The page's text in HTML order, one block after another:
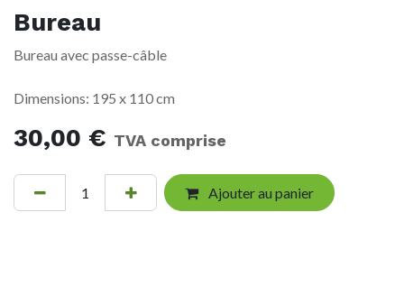
Bureau
Bureau avec passe-câble
Dimensions: 195 x 110 cm
30,00 € TVA comprise
Ajouter au panier